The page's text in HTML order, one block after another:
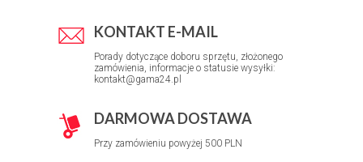
KONTAKT E-MAIL
Porady dotyczące doboru sprzętu, złożonego
zamówienia, informacje o statusie wysyłki:
kontakt@gama24.pl
DARMOWA DOSTAWA
Przy zamówieniu powyżej 500 PLN